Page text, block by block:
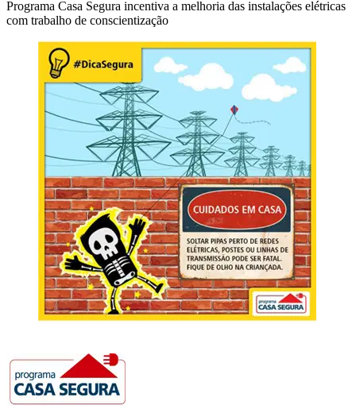
Programa Casa Segura incentiva a melhoria das instalações elétricas
com trabalho de conscientização